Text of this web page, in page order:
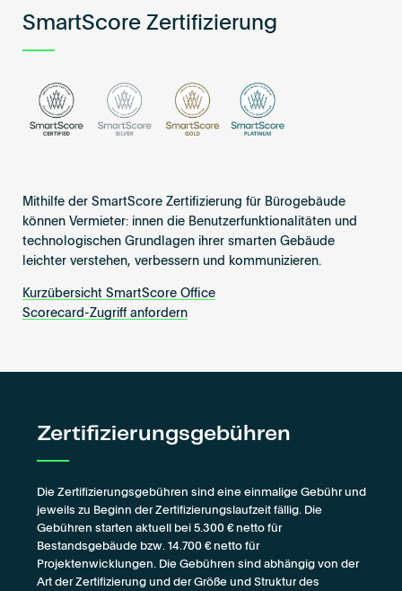
SmartScore Zertifizierung
Mithilfe der SmartScore Zertifizierung für Bürogebäude
können Vermieter: innen die Benutzerfunktionalitäten und
technologischen Grundlagen ihrer smarten Gebäude
leichter verstehen, verbessern und kommunizieren.
Kurzübersicht SmartScore Office
Scorecard-Zugriff anfordern
Zertifizierungsgebühren
Die Zertifizierungsgebühren sind eine einmalige Gebühr und
jeweils zu Beginn der Zertifizierungslaufzeit fällig. Die
Gebühren starten aktuell bei 5.300 € netto für
Bestandsgebäude bzw. 14.700 € netto für
Projektenwicklungen. Die Gebühren sind abhängig von der
Art der Zertifizierung und der Größe und Struktur des